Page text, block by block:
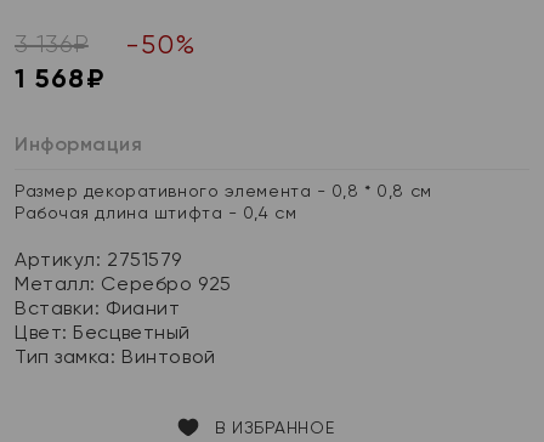
3 136₽ -50%
1 568₽
Информация
Размер декоративного элемента - 0,8 * 0,8 см
Рабочая длина штифта - 0,4 см
Артикул: 2751579
Металл: Серебро 925
Вставки: Фианит
Цвет: Бесцветный
Тип замка: Винтовой
В ИЗБРАННОЕ